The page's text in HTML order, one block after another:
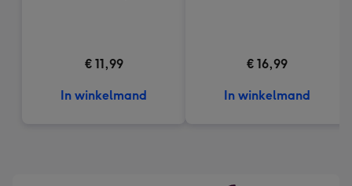
€ 11,99
In winkelmand
€ 16,99
In winkelmand